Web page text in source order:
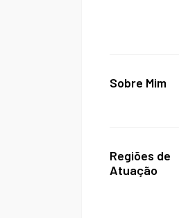
Sobre Mim
Regiões de
Atuação